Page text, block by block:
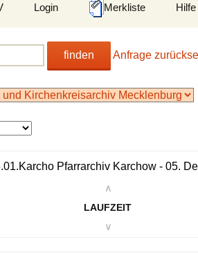
Login Merkliste Hilfe
finden Anfrage
Pfarrarchiv Karchow - 05.
∧
LAUFZEIT
∨